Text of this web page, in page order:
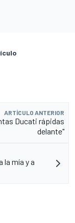
ARTÍCULO ANTERIOR
Ducati rápidas
delante"
la mía y a